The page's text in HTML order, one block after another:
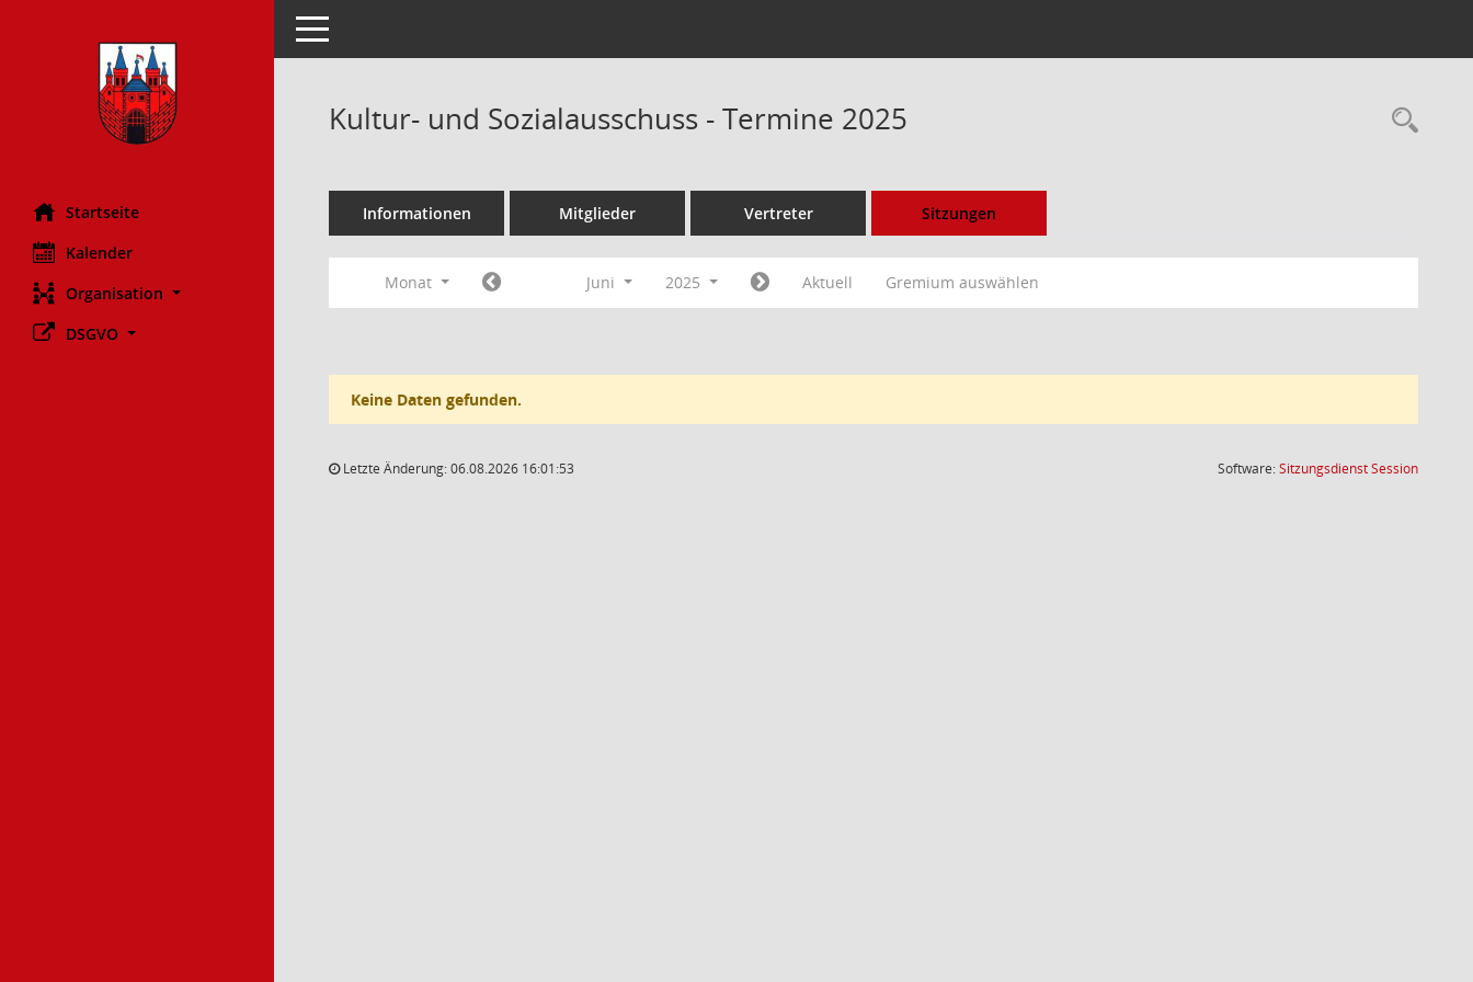
Startseite
Kalender
Organisation
DSGVO
Toggle navigation
Kultur- und Sozialausschuss - Termine 2025
Informationen Mitglieder Vertreter Sitzungen
Monat Juni 2025 Aktuell Gremium auswählen
Keine Daten gefunden.
Letzte Änderung: 06.08.2026 16:01:53 Software:SitzungsdienstSession(Wird in